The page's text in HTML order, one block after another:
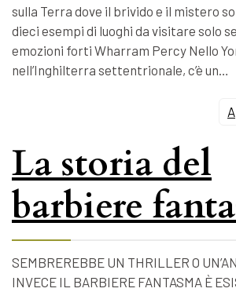
sulla Terra dove il brivido e il mistero
dieci esempi di luoghi da visitare solo
emozioni forti Wharram Percy Nello
nell’Inghilterra settentrionale, c’è un…
La storia del
barbiere
SEMBREREBBE UN THRILLER O
INVECE IL BARBIERE FANTASMA È